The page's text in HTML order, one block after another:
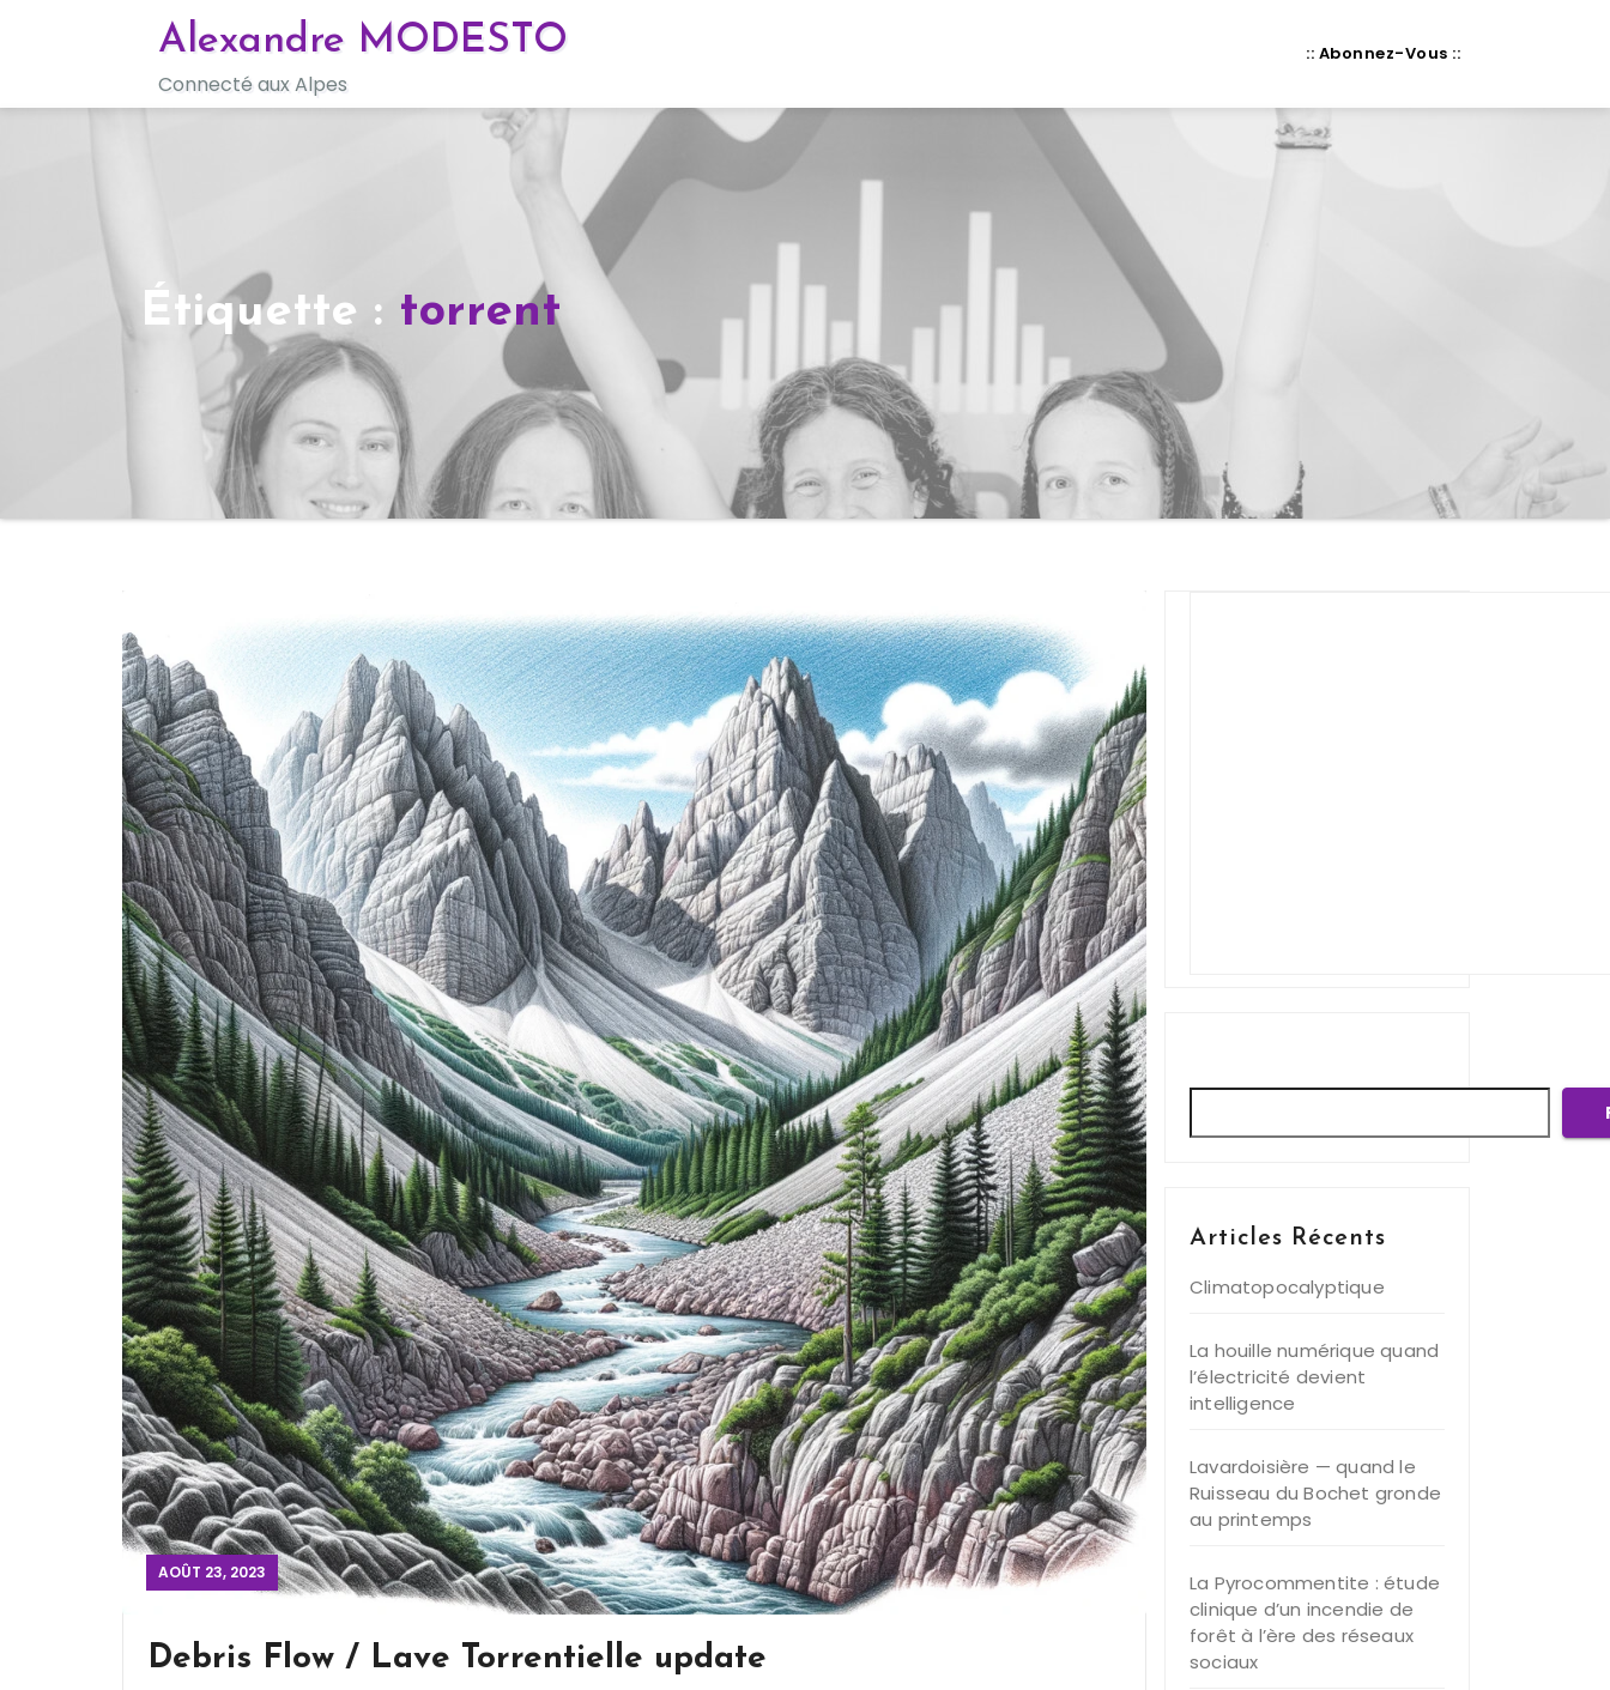
Alexandre MODESTO
Connecté aux Alpes
:: Abonnez-Vous ::
Étiquette : torrent
AOÛT 23, 2023
Debris Flow / Lave Torrentielle update
Articles Récents
Climatopocalyptique
La houille numérique quand
l’électricité devient
intelligence
Lavardoisière — quand le
Ruisseau du Bochet gronde
au printemps
La Pyrocommentite : étude
clinique d’un incendie de
forêt à l’ère des réseaux
sociaux